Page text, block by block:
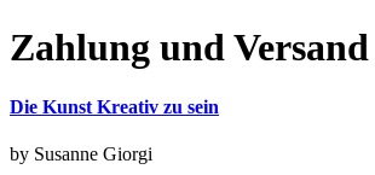
Zahlung und
Die Kunst Kreativ zu sein
by Susanne Giorgi